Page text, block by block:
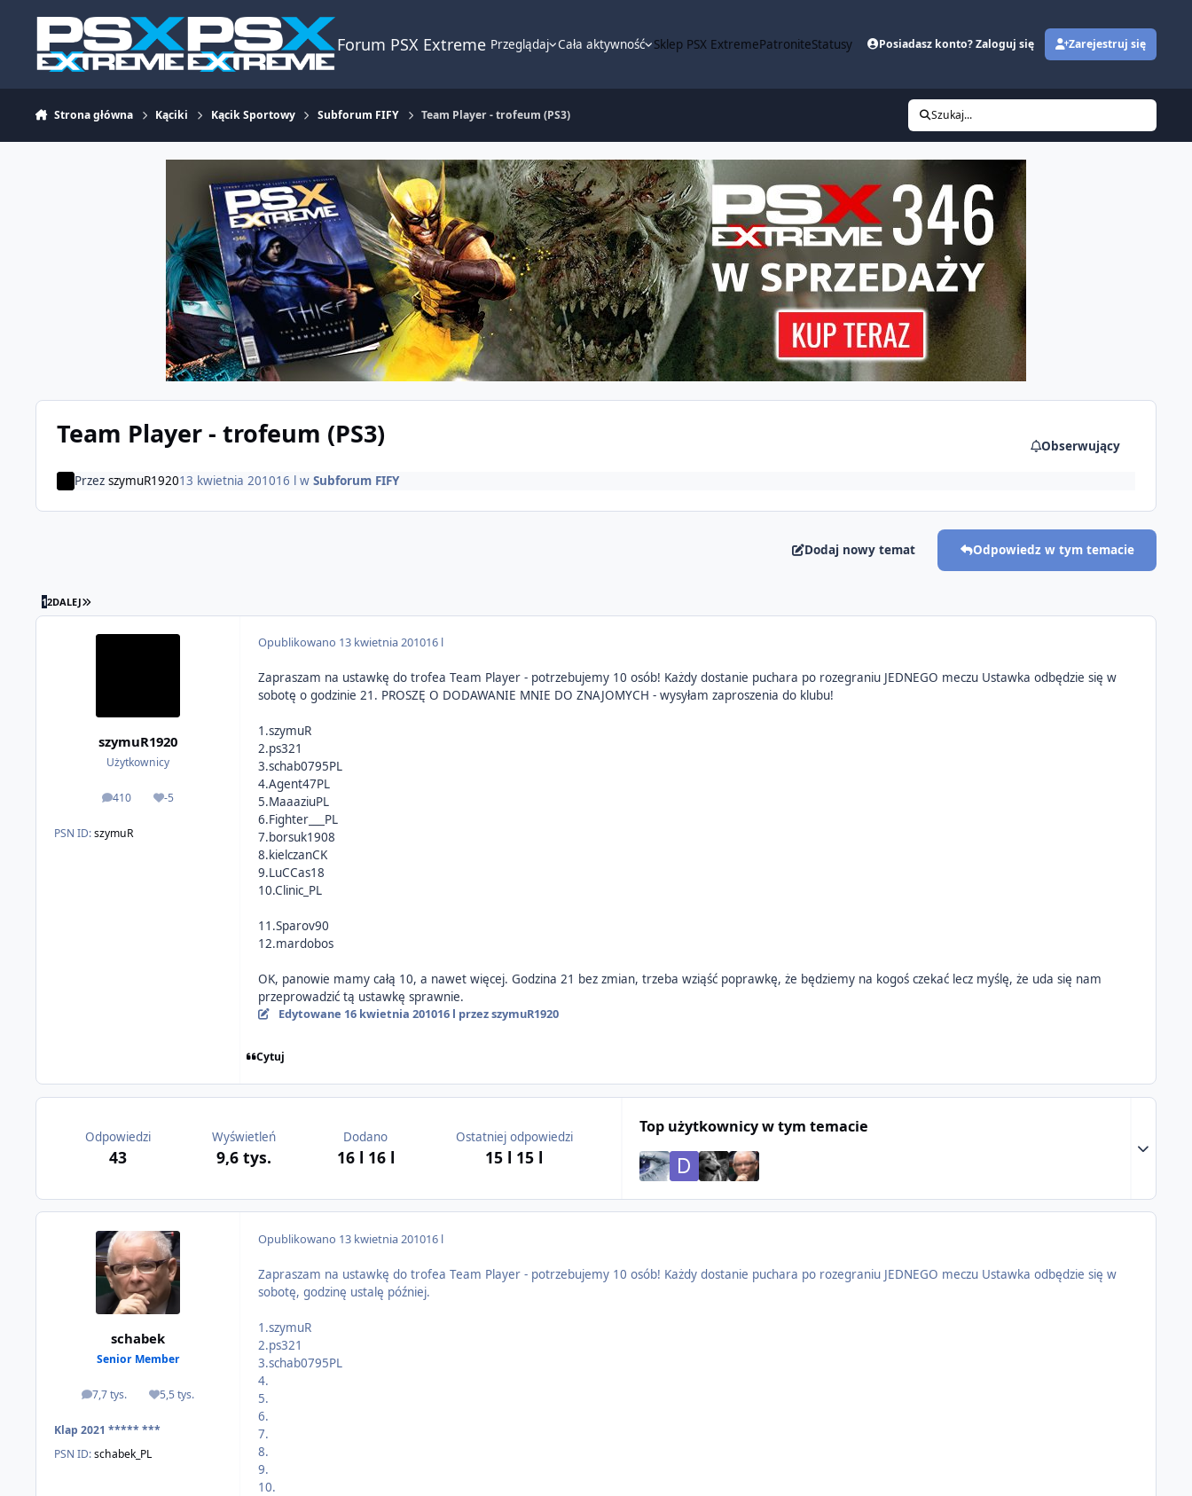
Forum PSX Extreme Przeglądaj Cała aktywność Sklep PSX ExtremePatroniteStatusy Posiadasz konto? Zaloguj się Zarejestruj się
Strona główna Kąciki Kącik Sportowy Subforum FIFY Team Player - trofeum (PS3) Szukaj...
Team Player - trofeum (PS3) Obserwujący
PrzezszymuR192013 kwietnia 201016 lwSubforum FIFY
Dodaj nowy temat Odpowiedz w tym temacie
12DALEJ OSTATNIA STRONA
szymuR1920
Użytkownicy
410
odpowiedzi
-5
Reputacja
PSN ID:szymuR
Opublikowano 13 kwietnia 201016 l
Zapraszam na ustawkę do trofea Team Player - potrzebujemy 10 osób! Każdy dostanie puchara po rozegraniu JEDNEGO meczu Ustawka odbędzie się w
sobotę o godzinie 21. PROSZĘ O DODAWANIE MNIE DO ZNAJOMYCH - wysyłam zaproszenia do klubu!
1.szymuR
2.ps321
3.schab0795PL
4.Agent47PL
5.MaaaziuPL
6.Fighter___PL
7.borsuk1908
8.kielczanCK
9.LuCCas18
10.Clinic_PL
11.Sparov90
12.mardobos
OK, panowie mamy całą 10, a nawet więcej. Godzina 21 bez zmian, trzeba wziąść poprawkę, że będziemy na kogoś czekać lecz myślę, że uda się nam
przeprowadzić tą ustawkę sprawnie.
Edytowane 16 kwietnia 201016 l przez szymuR1920
Cytuj
Odpowiedzi
43
Wyświetleń
9,6 tys.
Dodano
16 l 16 l
Ostatniej odpowiedzi
15 l 15 l
Top użytkownicy w tym temacie
Expand
schabek
Senior Member
7,7 tys.
odpowiedzi5,5 tys.
Reputacja
Klap 2021 ***** ***
PSN ID:schabek_PL
Opublikowano 13 kwietnia 201016 l
Zapraszam na ustawkę do trofea Team Player - potrzebujemy 10 osób! Każdy dostanie puchara po rozegraniu JEDNEGO meczu Ustawka odbędzie się w
sobotę, godzinę ustalę później.
1.szymuR
2.ps321
3.schab0795PL
4.
5.
6.
7.
8.
9.
10.